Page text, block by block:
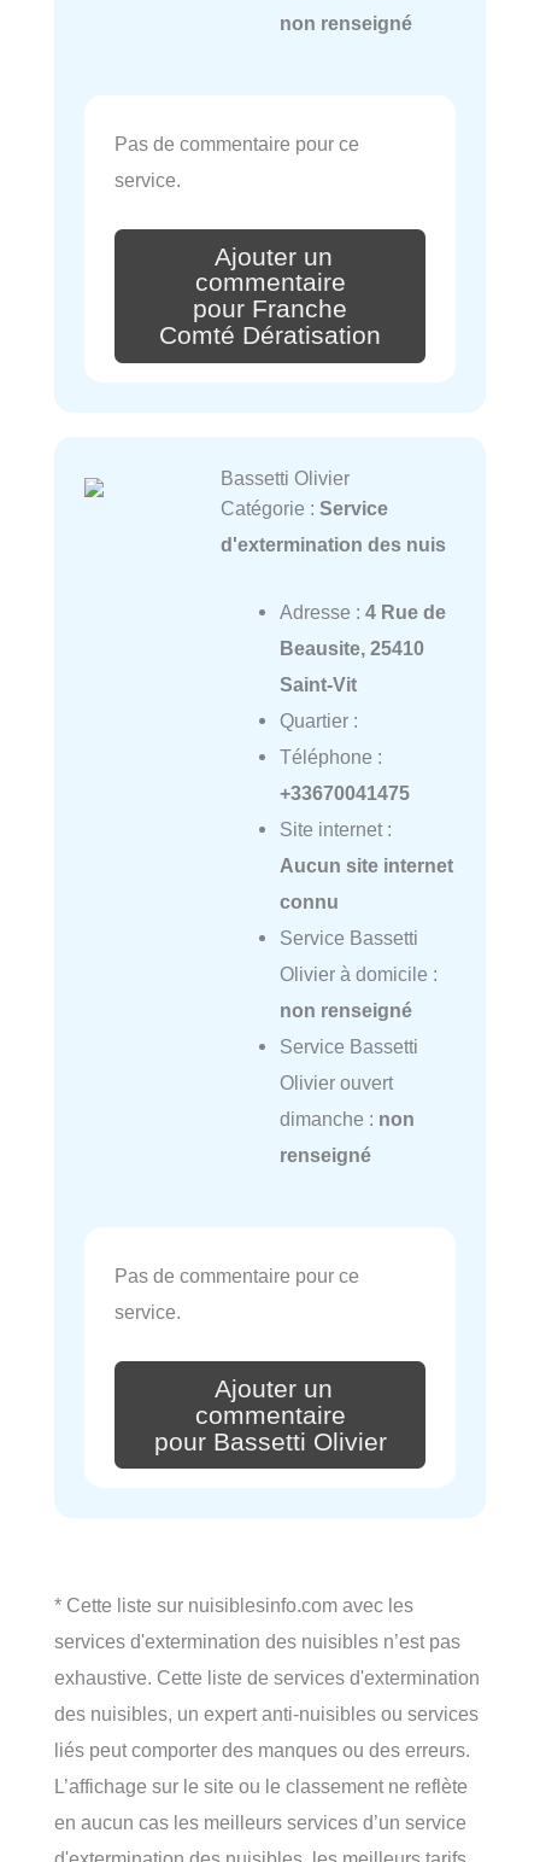
non renseigné
Pas de commentaire pour ce
service.
Ajouter un
commentaire
pour Franche
Comté Dératisation
Bassetti Olivier
Catégorie : Service
d'extermination des nuis
Adresse : 4 Rue de
Beausite, 25410
Saint-Vit
Quartier :
Téléphone :
+33670041475
Site internet :
Aucun site internet
connu
Service Bassetti
Olivier à domicile :
non renseigné
Service Bassetti
Olivier ouvert
dimanche : non
renseigné
Pas de commentaire pour ce
service.
Ajouter un
commentaire
pour Bassetti Olivier
* Cette liste sur nuisiblesinfo.com avec les
services d'extermination des nuisibles n’est pas
exhaustive. Cette liste de services d'extermination
des nuisibles, un expert anti-nuisibles ou services
liés peut comporter des manques ou des erreurs.
L’affichage sur le site ou le classement ne reflète
en aucun cas les meilleurs services d’un service